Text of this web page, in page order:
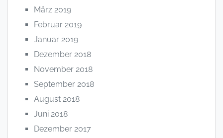
März 2019
Februar 2019
Januar 2019
Dezember 2018
November 2018
September 2018
August 2018
Juni 2018
Dezember 2017